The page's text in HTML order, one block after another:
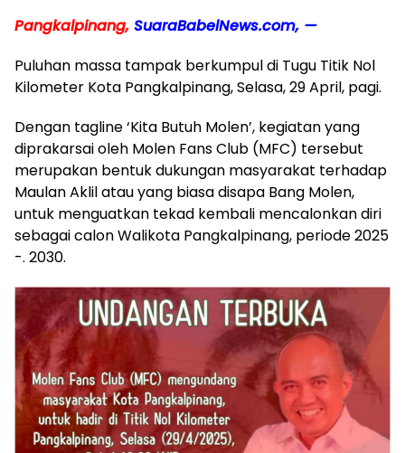
Pangkalpinang, SuaraBabelNews.com, —
Puluhan massa tampak berkumpul di Tugu Titik Nol
Kilometer Kota Pangkalpinang, Selasa, 29 April, pagi.
Dengan tagline ‘Kita Butuh Molen’, kegiatan yang
diprakarsai oleh Molen Fans Club (MFC) tersebut
merupakan bentuk dukungan masyarakat terhadap
Maulan Aklil atau yang biasa disapa Bang Molen,
untuk menguatkan tekad kembali mencalonkan diri
sebagai calon Walikota Pangkalpinang, periode 2025
-. 2030.